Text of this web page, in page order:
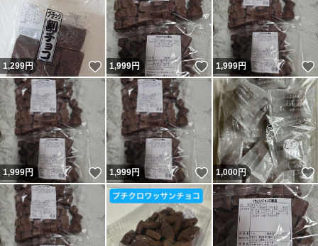
1,299円 いいね！
1,999円 いいね！
1,999円
1,999円 いいね！
1,999円 いいね！
1,000円